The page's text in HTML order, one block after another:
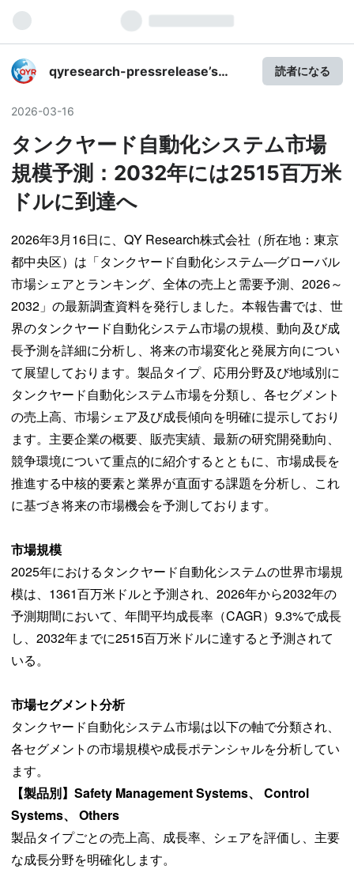
qyresearch-pressrelease’s
読者になる
2026-03-16
タンクヤード自動化システム市場
規模予測：2032年には2515百万米
ドルに到達へ
2026年3月16日に、QY Research株式会社（所在地：東京
都中央区）は「タンクヤード自動化システム―グローバル
市場シェアとランキング、全体の売上と需要予測、2026～
2032」の最新調査資料を発行しました。本報告書では、世
界のタンクヤード自動化システム市場の規模、動向及び成
長予測を詳細に分析し、将来の市場変化と発展方向につい
て展望しております。製品タイプ、応用分野及び地域別に
タンクヤード自動化システム市場を分類し、各セグメント
の売上高、市場シェア及び成長傾向を明確に提示しており
ます。主要企業の概要、販売実績、最新の研究開発動向、
競争環境について重点的に紹介するとともに、市場成長を
推進する中核的要素と業界が直面する課題を分析し、これ
に基づき将来の市場機会を予測しております。
市場規模
2025年におけるタンクヤード自動化システムの世界市場規
模は、1361百万米ドルと予測され、2026年から2032年の
予測期間において、年間平均成長率（CAGR）9.3%で成長
し、2032年までに2515百万米ドルに達すると予測されて
いる。
市場セグメント分析
タンクヤード自動化システム市場は以下の軸で分類され、
各セグメントの市場規模や成長ポテンシャルを分析してい
ます。
【製品別】Safety Management Systems、 Control
Systems、 Others
製品タイプごとの売上高、成長率、シェアを評価し、主要
な成長分野を明確化します。